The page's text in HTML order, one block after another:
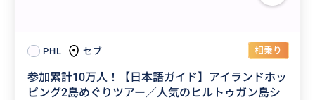
PHL セブ 相乗り
参加累計10万人！【日本語ガイド】アイランドホッ
ピング2島めぐりツアー／人気のヒルトゥガン島シ